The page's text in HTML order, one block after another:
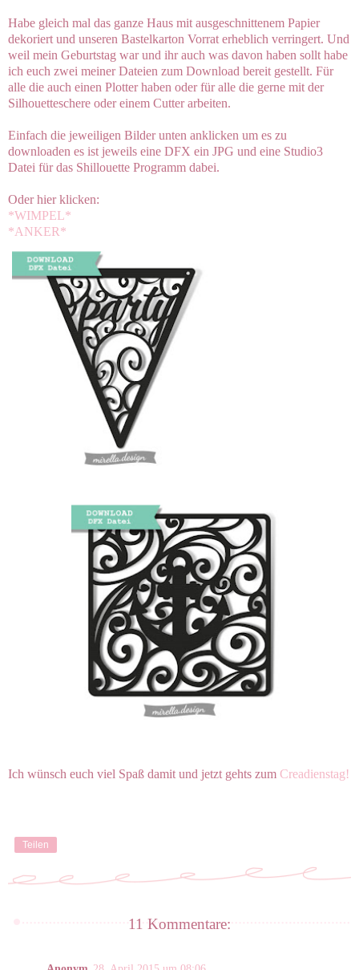
Habe gleich mal das ganze Haus mit ausgeschnittenem Papier
dekoriert und unseren Bastelkarton Vorrat erheblich verringert. Und
weil mein Geburtstag war und ihr auch was davon haben sollt habe
ich euch zwei meiner Dateien zum Download bereit gestellt. Für
alle die auch einen Plotter haben oder für alle die gerne mit der
Silhouetteschere oder einem Cutter arbeiten.
Einfach die jeweiligen Bilder unten anklicken um es zu
downloaden es ist jeweils eine DFX ein JPG und eine Studio3
Datei für das Shillouette Programm dabei.
Oder hier klicken:
*WIMPEL*
*ANKER*
Ich wünsch euch viel Spaß damit und jetzt gehts zum Creadienstag!
Teilen
11 Kommentare: